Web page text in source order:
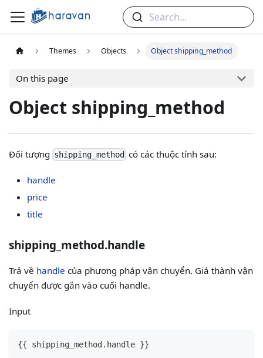
Search...
Themes Objects Object shipping_method
On this page
Object shipping_method
Đối tượng shipping_method có các thuộc tính sau:
handle
price
title
shipping_method.handle
Trả về handle của phương pháp vận chuyển. Giá thành vận
chuyển được gắn vào cuối handle.
Input
{{ shipping_method.handle }}